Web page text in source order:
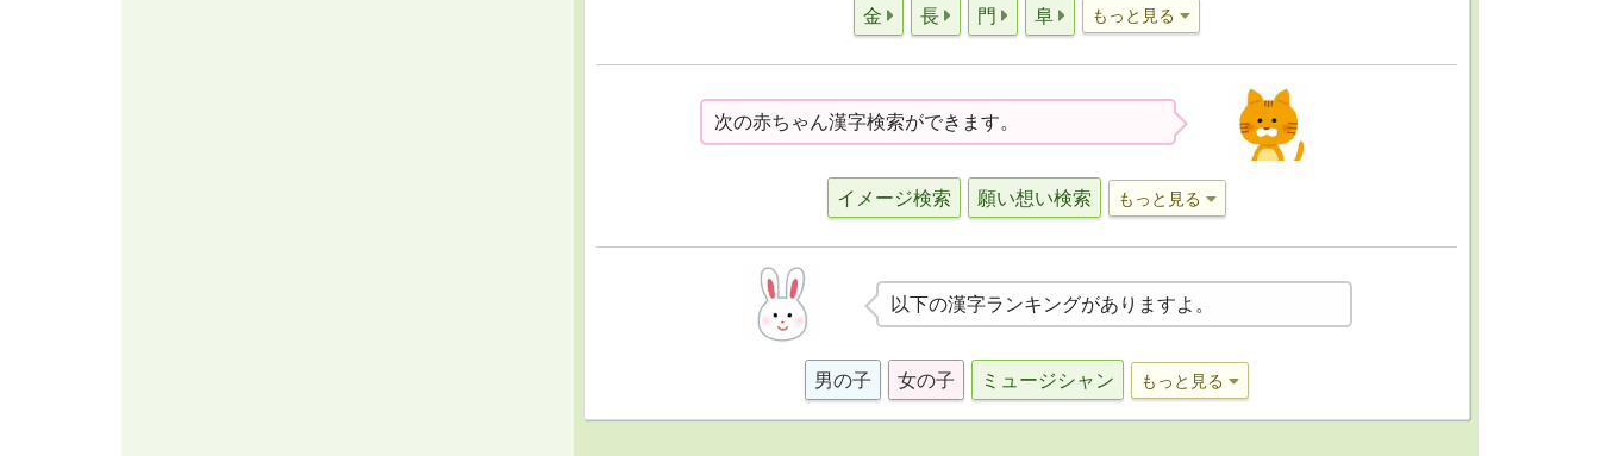
金 長 門 阜 もっと見る
次の赤ちゃん漢字検索ができます。
イメージ検索 願い想い検索 もっと見る
以下の漢字ランキングがありますよ。
男の子 女の子 ミュージシャン もっと見る